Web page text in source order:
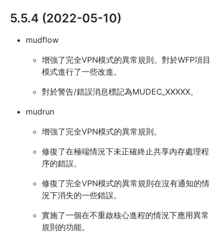
5.5.4 (2022-05-10)
mudflow
增強了完全VPN模式的異常規則。對於WFP項目
模式進行了一些改進。
對於警告/錯誤消息標記為MUDEC_XXXXX。
mudrun
增強了完全VPN模式的異常規則。
修復了在極端情況下未正確終止共享內存處理程
序的錯誤。
修復了完全VPN模式的異常規則在沒有通知的情
況下消失的一些錯誤。
實施了一個在不重啟核心進程的情況下應用異常
規則的功能。